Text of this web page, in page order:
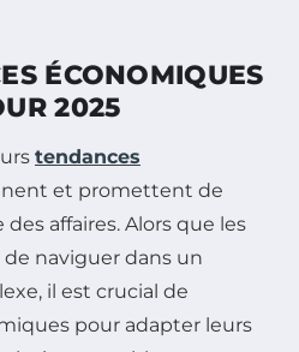
ÉCONOMIQUES
2025
tendances
et promettent de
affaires. Alors que les
de naviguer dans un
il est crucial de
pour adapter leurs